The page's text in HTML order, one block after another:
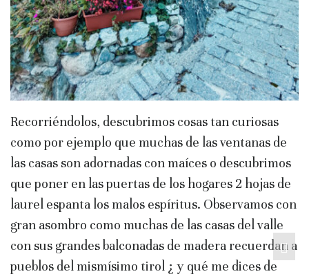
Recorriéndolos, descubrimos cosas tan curiosas
como por ejemplo que muchas de las ventanas de
las casas son adornadas con maíces o descubrimos
que poner en las puertas de los hogares 2 hojas de
laurel espanta los malos espíritus. Observamos con
gran asombro como muchas de las casas del valle
con sus grandes balconadas de madera recuerdan a
pueblos del mismísimo tirol ¿ y qué me dices de